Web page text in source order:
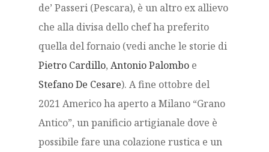
de’ Passeri (Pescara), è un altro ex allievo
che alla divisa dello chef ha preferito
quella del fornaio (vedi anche le storie di
Pietro Cardillo, Antonio Palombo e
Stefano De Cesare). A fine ottobre del
2021 Americo ha aperto a Milano “Grano
Antico”, un panificio artigianale dove è
possibile fare una colazione rustica e un